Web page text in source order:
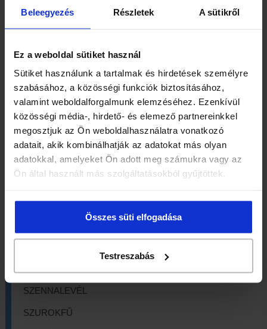
Beleegyezés Részletek A sütikről
Ez a weboldal sütiket használ
Sütiket használunk a tartalmak és hirdetések személyre
szabásához, a közösségi funkciók biztosításához,
valamint weboldalforgalmunk elemzéséhez. Ezenkívül
közösségi média-, hirdető- és elemező partnereinkkel
megosztjuk az Ön weboldalhasználatra vonatkozó
adatait, akik kombinálhatják az adatokat más olyan
adatokkal, amelyeket Ön adott meg számukra vagy az
Ön által használt más szolgáltatásokból gyűjtöttek.
Összes süti elfogadása
Testreszabás
PÁSZTORTÁSKA
PEMETEFŰ, ORVOSI
RAGADÓS GALAJ
RAGADÓS GALAJFŰ
ROZMARING LEVÉL
SOMKÓRÓFŰ
SÓSKA
SZENNALEVÉL
SZUROKFŰ